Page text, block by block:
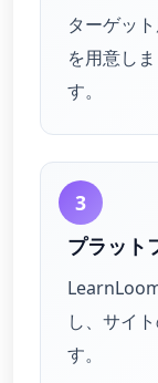
ターゲッ
を用意し
す。
3
プラット
し、サイ
す。